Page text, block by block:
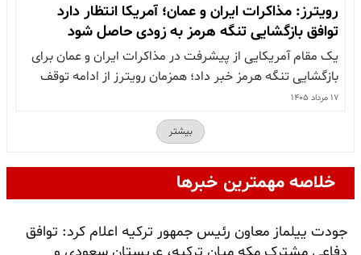
رویترز: مذاکرات ایران و عمان؛ آمریکا انتظار دارد
توافق بازگشایی تنگه هرمز به‌ زودی حاصل شود
یک مقام آمریکایی از پیشرفت در مذاکرات ایران و عمان برای
بازگشایی تنگه هرمز خبر داد؛ همزمان رویترز از ادامه توقف
حملات آمریکا به ایران و تشدید اختلافات درونی رژیم بر سر
یک مقام آمریکایی از پیشرفت میان ایران…
۱۷ مرداد ۱۴۰۵
بیشتر
خلاصه مهمترین خبرها
جودت ییلماز معاون رئیس جمهور ترکیه اعلام کرد: توافق